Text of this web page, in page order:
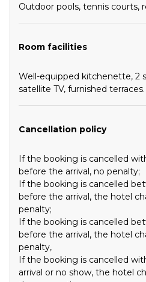
Outdoor pools, tennis courts,
Room facilities
Well-equipped kitchenette, 2
satellite TV, furnished terraces.
Cancellation policy
If the booking is cancelled
before the arrival, no penalty;
If the booking is cancelled
before the arrival, the hotel
penalty;
If the booking is cancelled
before the arrival, the hotel
penalty,
If the booking is cancelled
arrival or no show, the hotel